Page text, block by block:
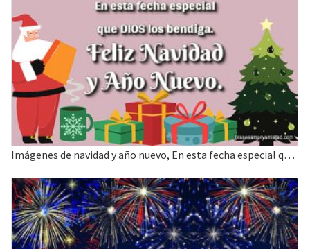
Imágenes de navidad y año nuevo, En esta fecha especial que DIOS los bendiga.